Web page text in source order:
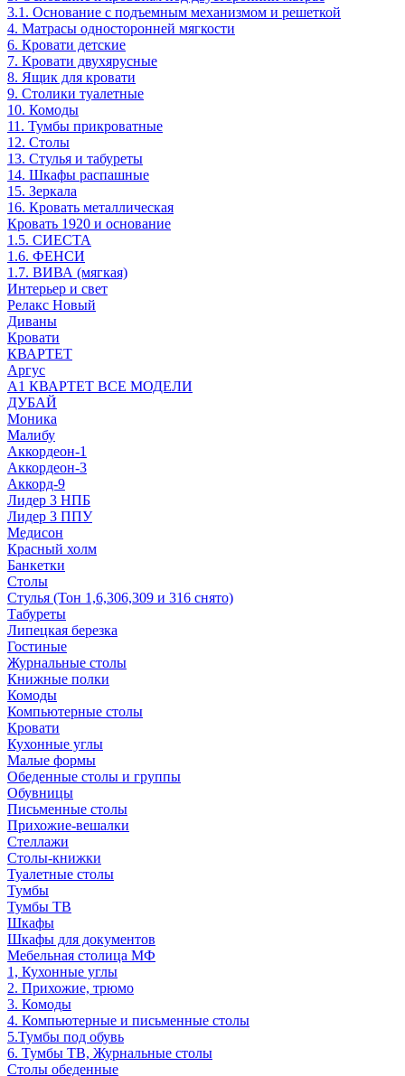
3.1. Основание с подъемным механизмом и решеткой
4. Матрасы односторонней мягкости
6. Кровати детские
7. Кровати двухярусные
8. Ящик для кровати
9. Столики туалетные
10. Комоды
11. Тумбы прикроватные
12. Столы
13. Стулья и табуреты
14. Шкафы распашные
15. Зеркала
16. Кровать металлическая
Кровать 1920 и основание
1.5. СИЕСТА
1.6. ФЕНСИ
1.7. ВИВА (мягкая)
Интерьер и свет
Релакс Новый
Диваны
Кровати
КВАРТЕТ
Аргус
А1 КВАРТЕТ ВСЕ МОДЕЛИ
ДУБАЙ
Моника
Малибу
Аккордеон-1
Аккордеон-3
Аккорд-9
Лидер 3 НПБ
Лидер 3 ППУ
Медисон
Красный холм
Банкетки
Столы
Стулья (Тон 1,6,306,309 и 316 снято)
Табуреты
Липецкая березка
Гостиные
Журнальные столы
Книжные полки
Комоды
Компьютерные столы
Кровати
Кухонные углы
Малые формы
Обеденные столы и группы
Обувницы
Письменные столы
Прихожие-вешалки
Стеллажи
Столы-книжки
Туалетные столы
Тумбы
Тумбы ТВ
Шкафы
Шкафы для документов
Мебельная столица МФ
1, Кухонные углы
2. Прихожие, трюмо
3. Комоды
4. Компьютерные и письменные столы
5.Тумбы под обувь
6. Тумбы ТВ, Журнальные столы
Столы обеденные